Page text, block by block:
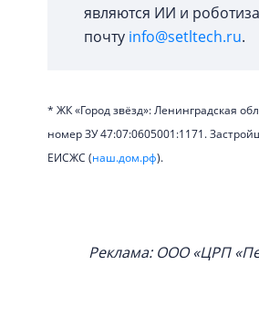
являются ИИ и
почту info@setltech.ru.
* ЖК «Город звёзд»: Ленинградская
номер ЗУ 47:07:0605001:1171.
ЕИСЖС (наш.дом.рф).
Реклама: ООО «ЦРП